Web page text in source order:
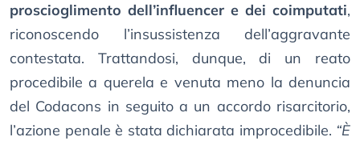
proscioglimento dell’influencer e dei coimputati,
riconoscendo l’insussistenza dell’aggravante
contestata. Trattandosi, dunque, di un reato
procedibile a querela e venuta meno la denuncia
del Codacons in seguito a un accordo risarcitorio,
l’azione penale è stata dichiarata improcedibile. “È